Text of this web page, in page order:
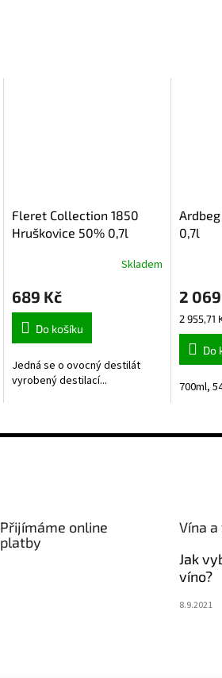
Fleret Collection 1850
Hruškovice 50% 0,7l
Skladem
689 Kč
Do košíku
Jedná se o ovocný destilát
vyrobený destilací...
0,7l
2
Měrná
cena:
2 955,71
Do
700ml,
Přijímáme online
platby
Vína
Jak
víno?
8.9.2021